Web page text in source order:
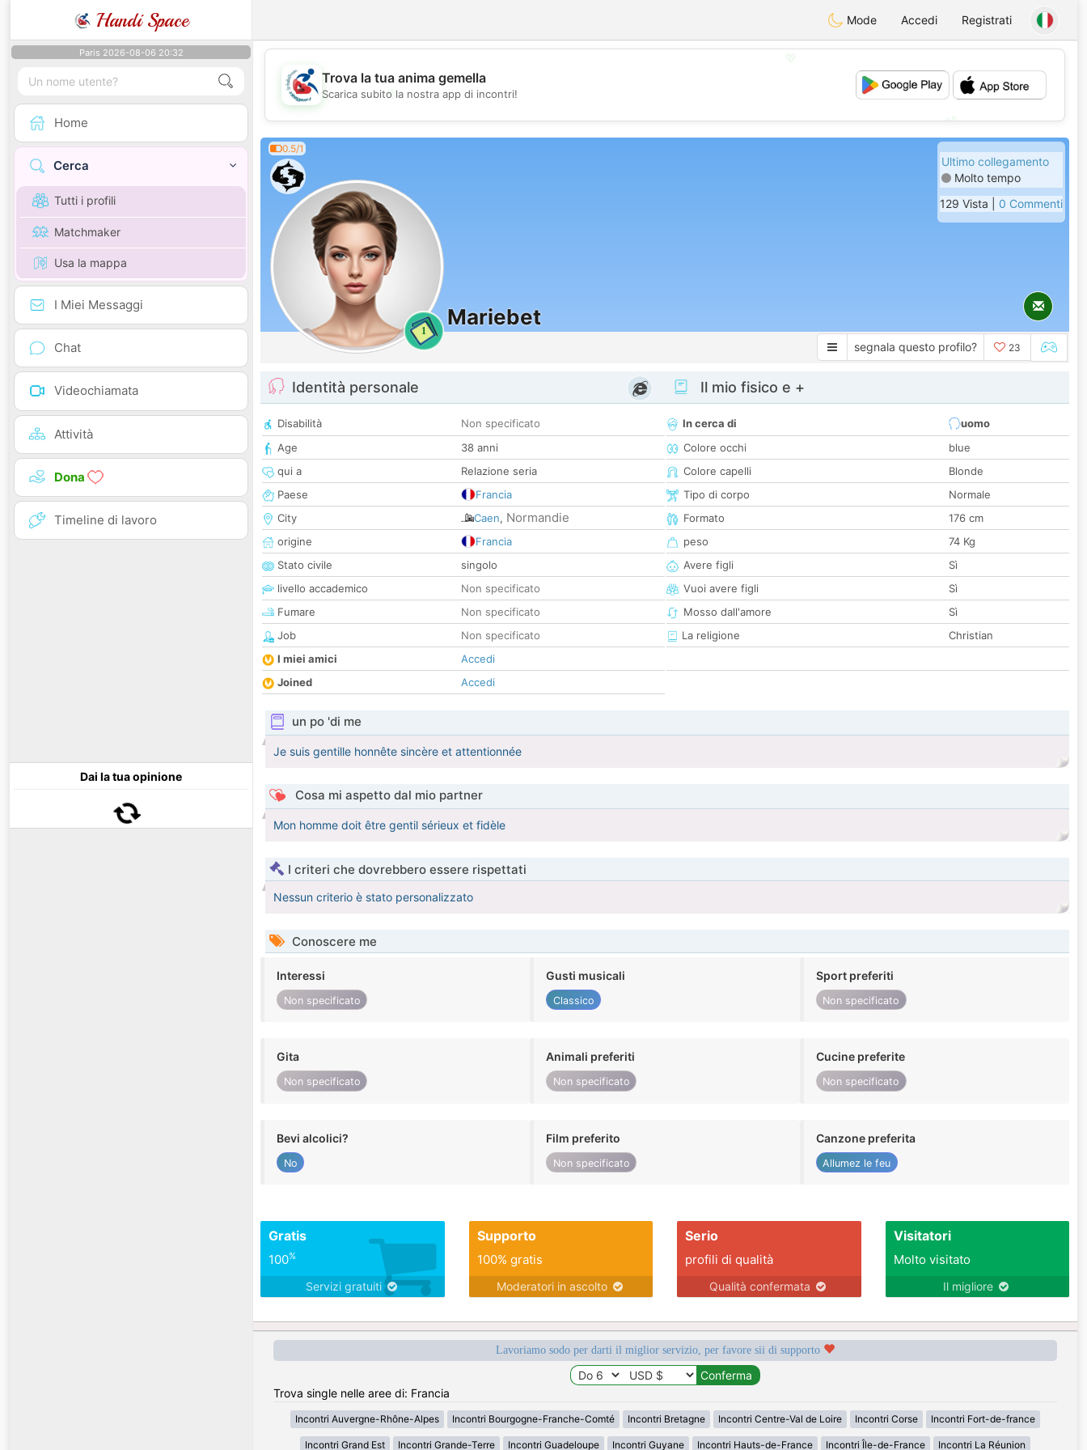
Handi Space Mode Accedi Registrati
Paris 2026-08-06 20:32
Home
Cerca
Tutti i profili
Matchmaker
Usa la mappa
I Miei Messaggi
Chat
Videochiamata
Attività
Dona
Timeline di lavoro
Dai la tua opinione
💖
💕
Trova la tua anima gemella
Scarica subito la nostra app di incontri!
0.5/1
1
Mariebet
Ultimo collegamento
Molto tempo
129 Vista | 0 Commenti
segnala questo profilo? 23
Identità personale
Disabilità
Non specificato
Age
38 anni
qui a
Relazione seria
Paese
Francia
City
Caen, Normandie
origine
Francia
Stato civile
singolo
livello accademico
Non specificato
Fumare
Non specificato
Job
Non specificato
I miei amici
Accedi
Joined
Accedi
Il mio fisico e +
In cerca di
uomo
Colore occhi
blue
Colore capelli
Blonde
Tipo di corpo
Normale
Formato
176 cm
peso
74 Kg
Avere figli
Sì
Vuoi avere figli
Sì
Mosso dall'amore
Sì
La religione
Christian
un po 'di me
Je suis gentille honnête sincère et attentionnée
Cosa mi aspetto dal mio partner
Mon homme doit être gentil sérieux et fidèle
I criteri che dovrebbero essere rispettati
Nessun criterio è stato personalizzato
Conoscere me
Interessi
Non specificato
Gusti musicali
Classico
Sport preferiti
Non specificato
Gita
Non specificato
Animali preferiti
Non specificato
Cucine preferite
Non specificato
Bevi alcolici?
No
Film preferito
Non specificato
Canzone preferita
Allumez le feu
Gratis
100%
Servizi gratuiti
Supporto
100% gratis
Moderatori in ascolto
Serio
profili di qualità
Qualità confermata
Visitatori
Molto visitato
Il migliore
Lavoriamo sodo per darti il miglior servizio, per favore sii di supporto
Trova single nelle aree di: Francia
Incontri Auvergne-Rhône-Alpes Incontri Bourgogne-Franche-Comté Incontri Bretagne Incontri Centre-Val de Loire Incontri Corse Incontri Fort-de-france
Incontri Grand Est Incontri Grande-Terre Incontri Guadeloupe Incontri Guyane Incontri Hauts-de-France Incontri Île-de-France Incontri La Réunion